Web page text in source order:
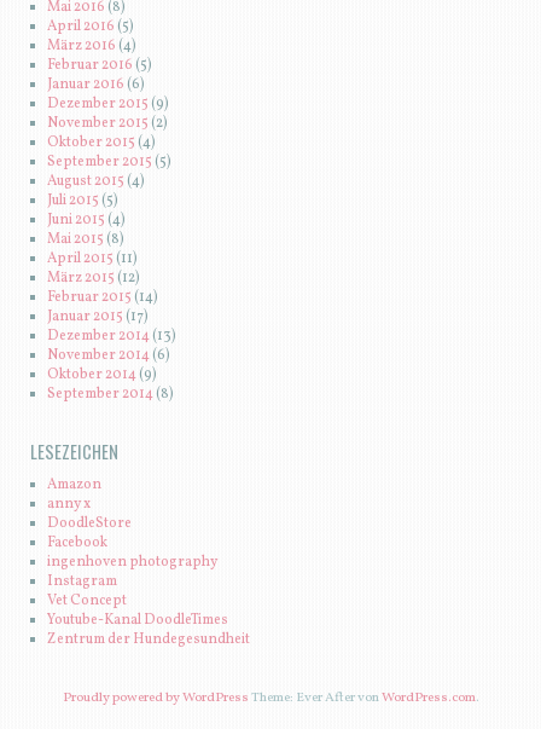
Mai 2016 (8)
April 2016(5)
März 2016 (4)
Februar 2016(5)
Januar 2016 (6)
Dezember 2015 (9)
November 2015 (2)
Oktober 2015 (4)
September 2015 (5)
August 2015 (4)
Juli 2015 (5)
Juni 2015 (4)
Mai 2015(8)
April 2015 (11)
März 2015 (12)
Februar 2015 (14)
Januar 2015 (17)
Dezember 2014(13)
November 2014(6)
Oktober 2014(9)
September 2014(8)
LESEZEICHEN
Amazon
anny x
DoodleStore
Facebook
ingenhoven photography
Instagram
Vet Concept
Youtube-Kanal DoodleTimes
Zentrum der Hundegesundheit
Proudly powered by WordPressTheme: Ever After vonWordPress.com.